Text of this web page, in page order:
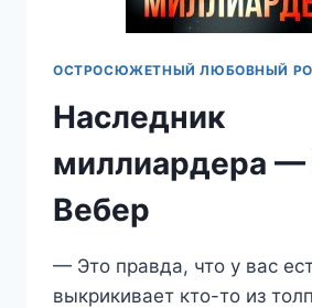
ОСТРОСЮЖЕТНЫЙ ЛЮБОВНЫЙ
Наследник
миллиардера
Вебер
— Это правда, что у вас
выкрикивает кто-то из